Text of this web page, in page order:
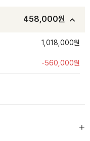
458,000원
1,018,000원
-560,000원